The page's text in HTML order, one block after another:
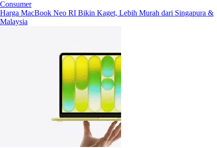
Consumer
Harga MacBook Neo RI Bikin Kaget, Lebih Murah dari Singapura &
Malaysia